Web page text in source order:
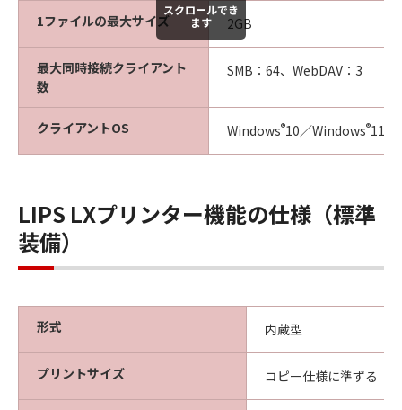
1ファイルの最大サイズ 2GB
最大同時接続クライアント
数
SMB：64、WebDAV：3
クライアントOS Windows®10／Windows®11
スクロールでき
ます
LIPS LXプリンター機能の仕様（標準
装備）
形式 内蔵型
プリントサイズ コピー仕様に準ずる